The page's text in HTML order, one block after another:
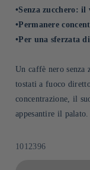
•Senza zucchero: il
•Permanere
•Per una sferzata
Un caffè nero senza
tostati a fuoco
concentrazione, il
appesantire il palato.
SKU:
1012396